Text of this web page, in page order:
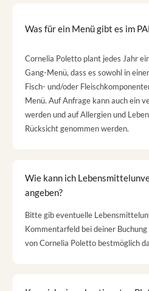
Was für ein Menü gibt es im
Cornelia Poletto plant jedes Jahr
Gang-Menü, dass es sowohl in
Fisch- und/oder
Menü. Auf Anfrage kann auch ein
werden und auf Allergien und
Rücksicht genommen werden.
Wie kann ich
angeben?
Bitte gib eventuelle
Kommentarfeld bei deiner
von Cornelia Poletto bestmöglich